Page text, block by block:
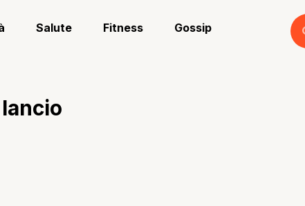
Salute Fitness Gossip